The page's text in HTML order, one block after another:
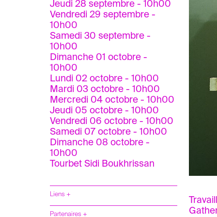
Jeudi 28 septembre - 10h00
Vendredi 29 septembre -
10h00
Samedi 30 septembre -
10h00
Dimanche 01 octobre -
10h00
Lundi 02 octobre - 10h00
Mardi 03 octobre - 10h00
Mercredi 04 octobre - 10h00
Jeudi 05 octobre - 10h00
Vendredi 06 octobre - 10h00
Samedi 07 octobre - 10h00
Dimanche 08 octobre -
10h00
Tourbet Sidi Boukhrissan
Liens +
Partenaires +